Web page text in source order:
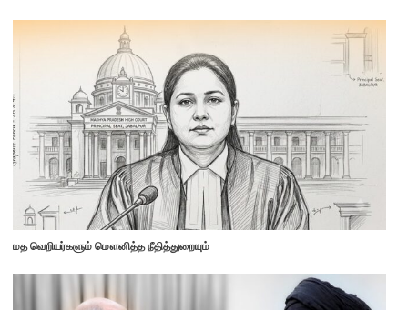
மத வெறியர்களும் மௌனித்த நீதித்துறையும்